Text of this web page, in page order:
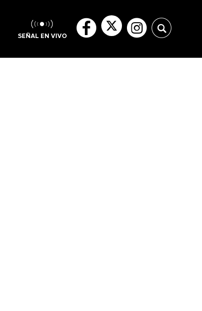
SEÑAL EN VIVO